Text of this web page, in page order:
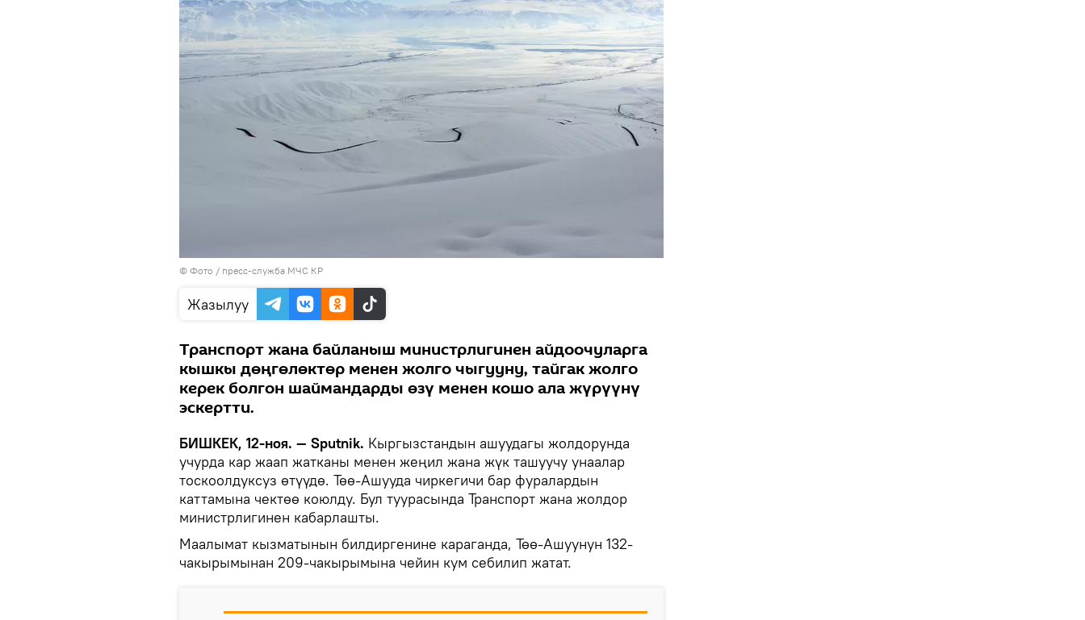
© Фото / пресс-служба МЧС КР
Жазылуу
Транспорт жана байланыш министрлигинен айдоочуларга
кышкы дөңгөлөктөр менен жолго чыгууну, тайгак жолго
керек болгон шаймандарды өзү менен кошо ала жүрүүнү
эскертти.
БИШКЕК, 12-ноя. — Sputnik. Кыргызстандын ашуудагы жолдорунда
учурда кар жаап жатканы менен жеңил жана жүк ташуучу унаалар
тоскоолдуксуз өтүүдө. Төө-Ашууда чиркегичи бар фуралардын
каттамына чектөө коюлду. Бул туурасында Транспорт жана жолдор
министрлигинен кабарлашты.
Маалымат кызматынын билдиргенине караганда, Төө-Ашуунун 132-
чакырымынан 209-чакырымына чейин кум себилип жатат.